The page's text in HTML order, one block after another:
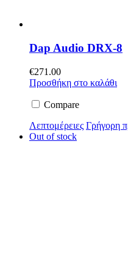
Dap Audio DRX-8
€271.00
Προσθήκη στο καλάθι
Compare
Λεπτομέρειες Γρήγορη
Out of stock